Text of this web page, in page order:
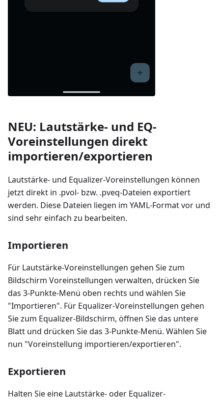
NEU: Lautstärke- und EQ-
Voreinstellungen direkt
importieren/exportieren
Lautstärke- und Equalizer-Voreinstellungen können
jetzt direkt in .pvol- bzw. .pveq-Dateien exportiert
werden. Diese Dateien liegen im YAML-Format vor und
sind sehr einfach zu bearbeiten.
Importieren
Für Lautstärke-Voreinstellungen gehen Sie zum
Bildschirm Voreinstellungen verwalten, drücken Sie
das 3-Punkte-Menü oben rechts und wählen Sie
"Importieren". Für Equalizer-Voreinstellungen gehen
Sie zum Equalizer-Bildschirm, öffnen Sie das untere
Blatt und drücken Sie das 3-Punkte-Menü. Wählen Sie
nun "Voreinstellung importieren/exportieren".
Exportieren
Halten Sie eine Lautstärke- oder Equalizer-